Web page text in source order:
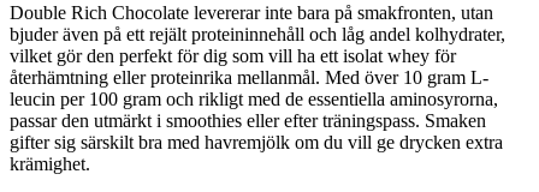
Double Rich Chocolate levererar inte bara på smakfronten, utan
bjuder även på ett rejält proteininnehåll och låg andel kolhydrater,
vilket gör den perfekt för dig som vill ha ett isolat whey för
återhämtning eller proteinrika mellanmål. Med över 10 gram L-
leucin per 100 gram och rikligt med de essentiella aminosyrorna,
passar den utmärkt i smoothies eller efter träningspass. Smaken
gifter sig särskilt bra med havremjölk om du vill ge drycken extra
krämighet.